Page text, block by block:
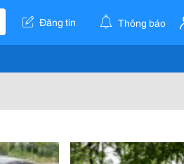
Đăng tin Thông báo